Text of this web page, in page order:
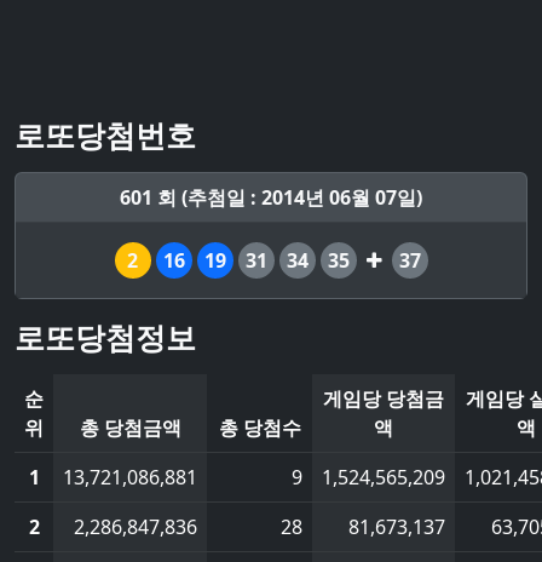
로또당첨번호
601 회 (추첨일 : 2014년 06월 07일)
2 16 19 31 34 35 37
로또당첨정보
순
위
총 당첨금액 총 당첨수
게임당 당첨금
액
게임당
액
1
13,721,086,881 9 1,524,565,209
2
2,286,847,836 28 81,673,137